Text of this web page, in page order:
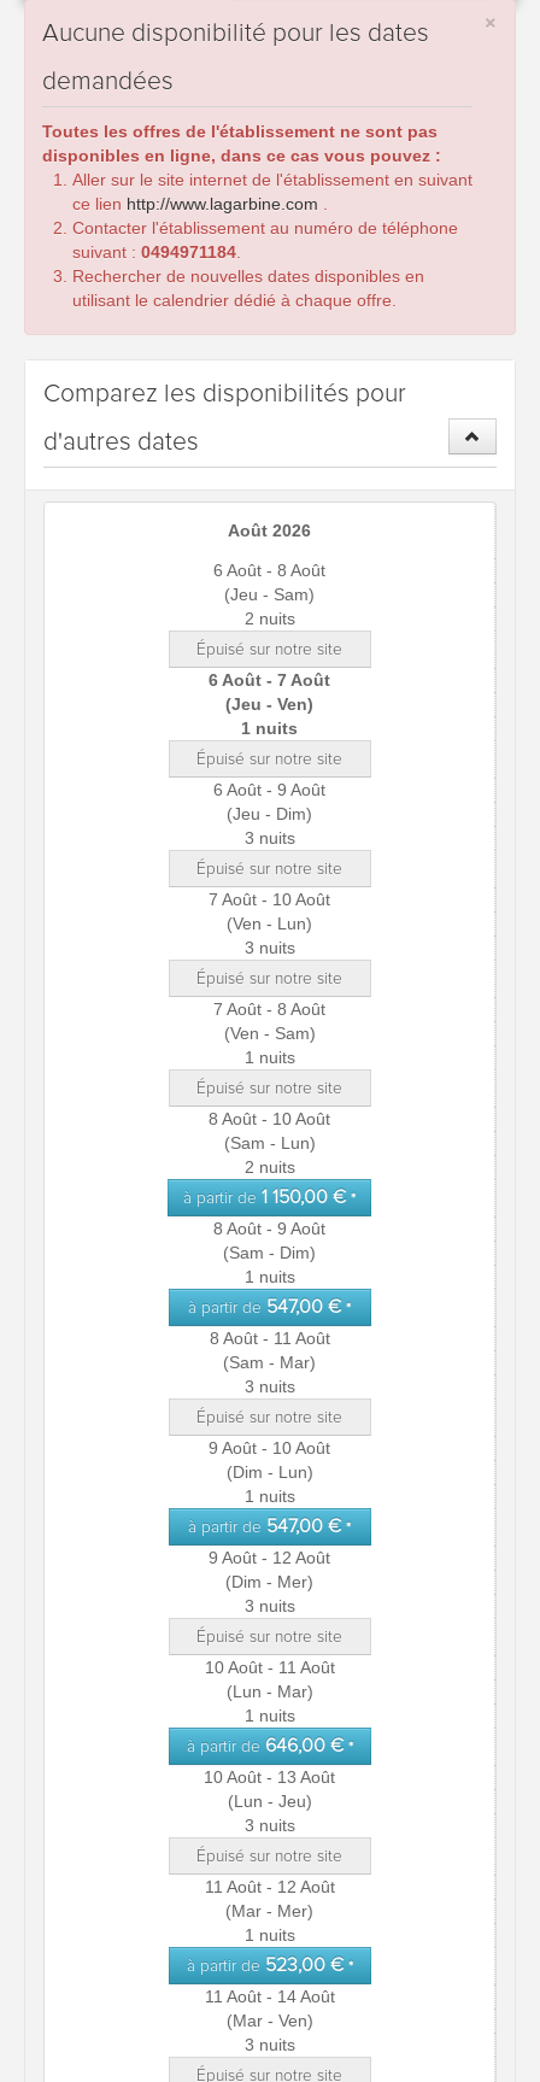
×
Aucune disponibilité pour les dates
demandées
Toutes les offres de l'établissement ne sont pas
disponibles en ligne, dans ce cas vous pouvez :
Aller sur le site internet de l'établissement en suivant
ce lien http://www.lagarbine.com
Contacter l'établissement au numéro de téléphone
suivant : 0494971184
Rechercher de nouvelles dates disponibles en
utilisant le calendrier dédié à chaque offre.
Comparez les disponibilités pour
d'autres dates
Août 2026
6 Août - 8 Août
(Jeu - Sam)
2 nuits
Épuisé sur notre site
6 Août - 7 Août
(Jeu - Ven)
1 nuits
Épuisé sur notre site
6 Août - 9 Août
(Jeu - Dim)
3 nuits
Épuisé sur notre site
7 Août - 10 Août
(Ven - Lun)
3 nuits
Épuisé sur notre site
7 Août - 8 Août
(Ven - Sam)
1 nuits
Épuisé sur notre site
8 Août - 10 Août
(Sam - Lun)
2 nuits
à partir de 1 150,00 € *
8 Août - 9 Août
(Sam - Dim)
1 nuits
à partir de 547,00 € *
8 Août - 11 Août
(Sam - Mar)
3 nuits
Épuisé sur notre site
9 Août - 10 Août
(Dim - Lun)
1 nuits
à partir de 547,00 € *
9 Août - 12 Août
(Dim - Mer)
3 nuits
Épuisé sur notre site
10 Août - 11 Août
(Lun - Mar)
1 nuits
à partir de 646,00 € *
10 Août - 13 Août
(Lun - Jeu)
3 nuits
Épuisé sur notre site
11 Août - 12 Août
(Mar - Mer)
1 nuits
à partir de 523,00 € *
11 Août - 14 Août
(Mar - Ven)
3 nuits
Épuisé sur notre site